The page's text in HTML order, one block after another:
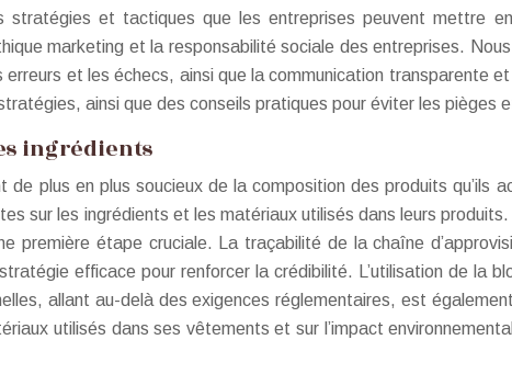
stratégies et tactiques que les entreprises peuvent mettre
marketing et la responsabilité sociale des entreprises.
et les échecs, ainsi que la communication transparente
ainsi que des conseils pratiques pour éviter les pièges
ingrédients
de plus en plus soucieux de la composition des produits
sur les ingrédients et les matériaux utilisés dans leurs
première étape cruciale. La traçabilité de la chaîne
efficace pour renforcer la crédibilité. L’utilisation de la
allant au-delà des exigences réglementaires, est
utilisés dans ses vêtements et sur l’impact